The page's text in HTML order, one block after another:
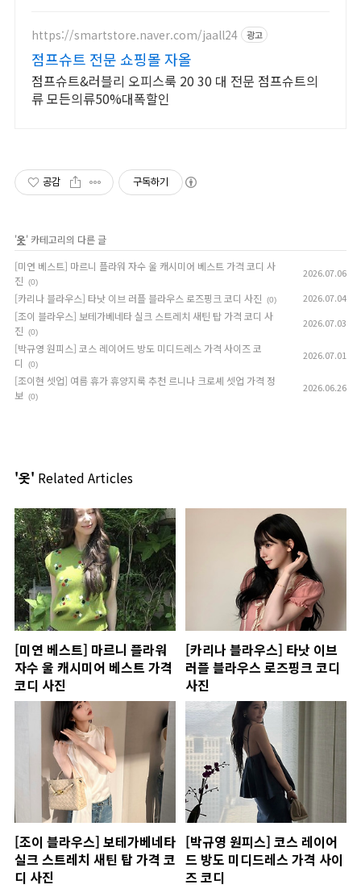
https://smartstore.naver.com/jaall24 광고
점프슈트 전문 쇼핑몰 자올
점프슈트&러블리 오피스룩 20 30 대 전문 점프슈트의
류 모든의류50%대폭할인
공감 구독하기
'옷' 카테고리의 다른 글
[미연 베스트] 마르니 플라워 자수 울 캐시미어 베스트 가격 코디 사
진
(0)
2026.07.06
[카리나 블라우스] 타낫 이브 러플 블라우스 로즈핑크 코디 사진 (0) 2026.07.04
[조이 블라우스] 보테가베네타 실크 스트레치 새틴 탑 가격 코디 사
진
(0)
2026.07.03
[박규영 원피스] 코스 레이어드 방도 미디드레스 가격 사이즈 코
디
(0)
2026.07.01
[조이현 셋업] 여름 휴가 휴양지룩 추천 르니나 크로셰 셋업 가격 정
보 (0)
2026.06.26
'옷' Related Articles
[미연 베스트] 마르니 플라워
자수 울 캐시미어 베스트 가격
코디 사진
[카리나 블라우스] 타낫 이브
러플 블라우스 로즈핑크 코디
사진
[조이 블라우스] 보테가베네타
실크 스트레치 새틴 탑 가격 코
디 사진
[박규영 원피스] 코스 레이어
드 방도 미디드레스 가격 사이
즈 코디